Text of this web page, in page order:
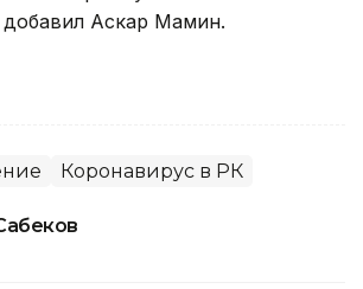
Аскар Мамин.
Коронавирус в РК